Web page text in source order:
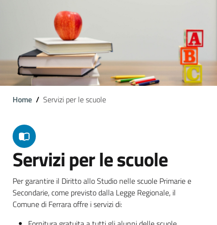
Home Servizi per le scuole
Servizi per le scuole
Per garantire il Diritto allo Studio nelle scuole Primarie e
Secondarie, come previsto dalla Legge Regionale, il
Comune di Ferrara offre i servizi di: